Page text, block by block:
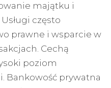
majątku i
często
prawne i wsparcie w
Cechą
poziom
Bankowość prywatna